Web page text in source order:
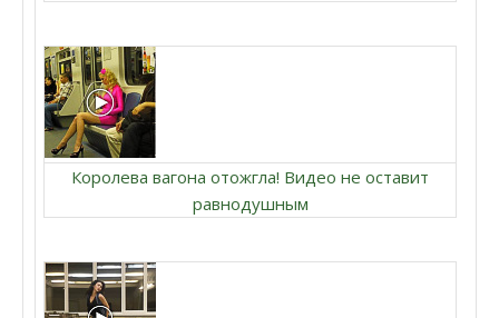
Королева вагона отожгла! Видео не оставит
равнодушным